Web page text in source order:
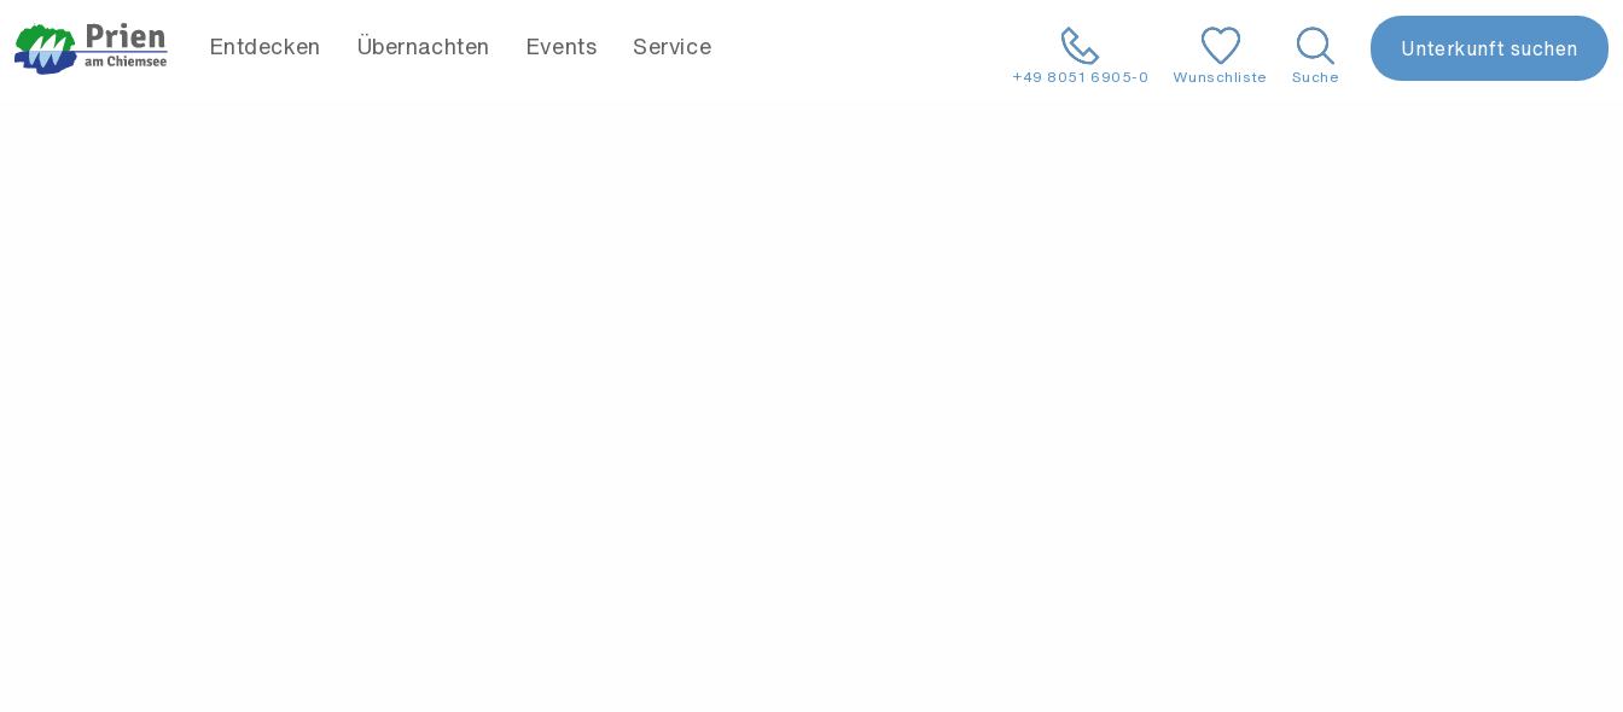
Entdecken Übernachten Events Service
+49 8051 6905-0 Wunschliste Suche
Unterkunft suchen